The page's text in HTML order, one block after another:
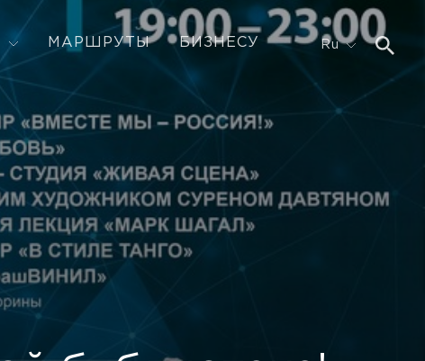
МАРШРУТЫ БИЗНЕСУ Ru